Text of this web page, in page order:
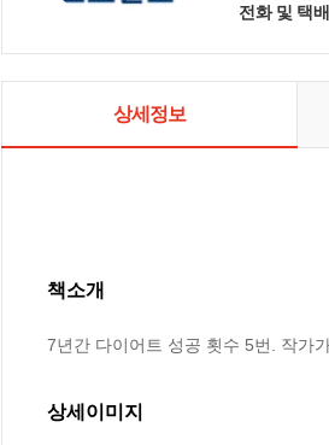
전화 및 택
상세정보
책소개
7년간 다이어트 성공 횟수 5번. 작가
상세이미지